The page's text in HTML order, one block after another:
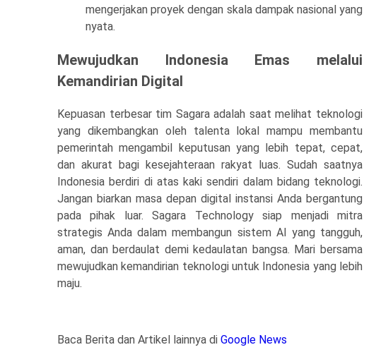
mengerjakan proyek dengan skala dampak nasional yang
nyata.
Mewujudkan Indonesia Emas melalui
Kemandirian Digital
Kepuasan terbesar tim Sagara adalah saat melihat teknologi
yang dikembangkan oleh talenta lokal mampu membantu
pemerintah mengambil keputusan yang lebih tepat, cepat,
dan akurat bagi kesejahteraan rakyat luas. Sudah saatnya
Indonesia berdiri di atas kaki sendiri dalam bidang teknologi.
Jangan biarkan masa depan digital instansi Anda bergantung
pada pihak luar. Sagara Technology siap menjadi mitra
strategis Anda dalam membangun sistem AI yang tangguh,
aman, dan berdaulat demi kedaulatan bangsa. Mari bersama
mewujudkan kemandirian teknologi untuk Indonesia yang lebih
maju.
Baca Berita dan Artikel lainnya di Google News